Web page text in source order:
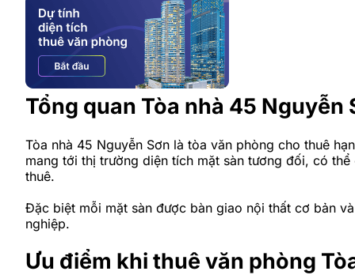
Tổng quan Tòa nhà 45 Nguyễn
Tòa nhà 45 Nguyễn Sơn là tòa văn phòng cho thuê
mang tới thị trường diện tích mặt sàn tương đối, có
thuê.
Đặc biệt mỗi mặt sàn được bàn giao nội thất cơ bản
nghiệp.
Ưu điểm khi thuê văn phòng